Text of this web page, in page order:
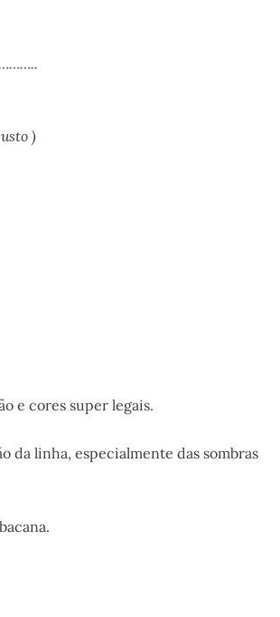
)
e cores super legais.
da linha, especialmente das sombras